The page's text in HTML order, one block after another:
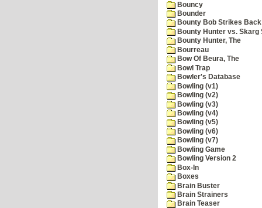
Bouncy
Bounder
Bounty Bob Strikes
Bounty Hunter vs. Skarg
Bounty Hunter, The
Bourreau
Bow Of Beura, The
Bowl Trap
Bowler's Database
Bowling (v1)
Bowling (v2)
Bowling (v3)
Bowling (v4)
Bowling (v5)
Bowling (v6)
Bowling (v7)
Bowling Game
Bowling Version 2
Box-In
Boxes
Brain Buster
Brain Strainers
Brain Teaser